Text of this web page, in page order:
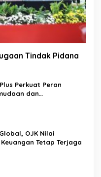
Tindak Pidana
Perkuat Peran
dan
OJK Nilai
Tetap Terjaga